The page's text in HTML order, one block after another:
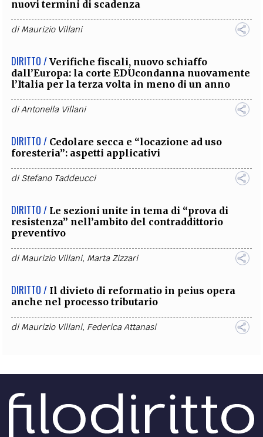
nuovi termini di scadenza
diMaurizio Villani
DIRITTO / Verifiche fiscali, nuovo schiaffo
dall’Europa: la corte EDUcondanna nuovamente
l’Italia per la terza volta in meno di un anno
diAntonella Villani
DIRITTO / Cedolare secca e “locazione ad uso
foresteria”: aspetti applicativi
diStefano Taddeucci
DIRITTO / Le sezioni unite in tema di “prova di
resistenza” nell’ambito del contraddittorio
preventivo
diMaurizio Villani, Marta Zizzari
DIRITTO / Il divieto di reformatio in peius opera
anche nel processo tributario
diMaurizio Villani, Federica Attanasi